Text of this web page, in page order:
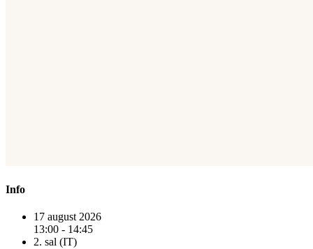
Info
17 august 2026
13:00 - 14:45
2. sal (IT)